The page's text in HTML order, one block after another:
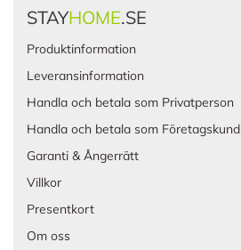
STAYHOME.SE
Produktinformation
Leveransinformation
Handla och betala som Privatperson
Handla och betala som Företagskund
Garanti & Ångerrätt
Villkor
Presentkort
Om oss